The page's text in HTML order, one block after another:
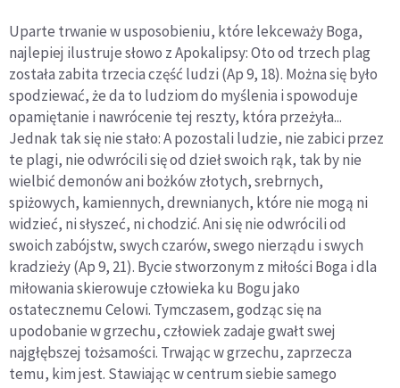
Uparte trwanie w usposobieniu, które lekceważy Boga,
najlepiej ilustruje słowo z Apokalipsy: Oto od trzech plag
została zabita trzecia część ludzi (Ap 9, 18). Można się było
spodziewać, że da to ludziom do myślenia i spowoduje
opamiętanie i nawrócenie tej reszty, która przeżyła...
Jednak tak się nie stało: A pozostali ludzie, nie zabici przez
te plagi, nie odwrócili się od dzieł swoich rąk, tak by nie
wielbić demonów ani bożków złotych, srebrnych,
spiżowych, kamiennych, drewnianych, które nie mogą ni
widzieć, ni słyszeć, ni chodzić. Ani się nie odwrócili od
swoich zabójstw, swych czarów, swego nierządu i swych
kradzieży (Ap 9, 21). Bycie stworzonym z miłości Boga i dla
miłowania skierowuje człowieka ku Bogu jako
ostatecznemu Celowi. Tymczasem, godząc się na
upodobanie w grzechu, człowiek zadaje gwałt swej
najgłębszej tożsamości. Trwając w grzechu, zaprzecza
temu, kim jest. Stawiając w centrum siebie samego